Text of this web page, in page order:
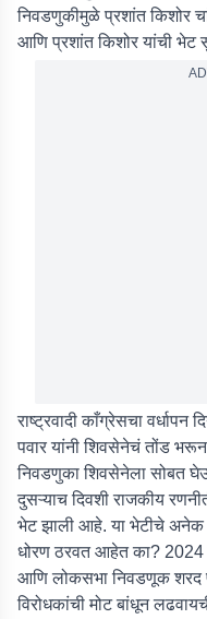
निवडणुकीमुळे प्रशांत किशोर
आणि प्रशांत किशोर यांची
राष्ट्रवादी काँग्रेसचा
पवार यांनी शिवसेनेचं तोंड
निवडणुका शिवसेनेला सोबत
दुसऱ्याच दिवशी राजकीय
भेट झाली आहे. या भेटीचे अनेक
धोरण ठरवत आहेत का? 2024
आणि लोकसभा निवडणूक शरद
विरोधकांची मोट बांधून